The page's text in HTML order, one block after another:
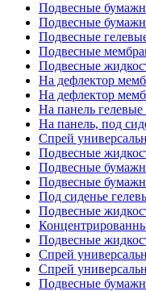
Подвесные
Подвесные
Подвесные
Подвесные
Подвесные
На дефлектор
На дефлектор
На панель
На панель, под
Спрей
Подвесные
Подвесные
Подвесные
Под сиденье
Подвесные
Подвесные
Спрей
Спрей
Подвесные